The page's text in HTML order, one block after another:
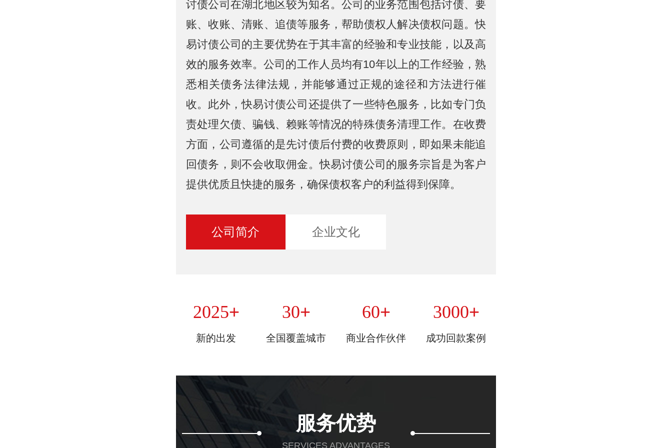
讨债公司在湖北地区较为知名。公司的业务范围包括讨债、要
账、收账、清账、追债等服务，帮助债权人解决债权问题。快
易讨债公司的主要优势在于其丰富的经验和专业技能，以及高
效的服务效率。公司的工作人员均有10年以上的工作经验，熟
悉相关债务法律法规，并能够通过正规的途径和方法进行催
收。此外，快易讨债公司还提供了一些特色服务，比如专门负
责处理欠债、骗钱、赖账等情况的特殊债务清理工作。在收费
方面，公司遵循的是先讨债后付费的收费原则，即如果未能追
回债务，则不会收取佣金。快易讨债公司的服务宗旨是为客户
提供优质且快捷的服务，确保债权客户的利益得到保障。
公司简介 企业文化
2025+
新的出发
30+
全国覆盖城市
60+
商业合作伙伴
3000+
成功回款案例
服务优势
SERVICES ADVANTAGES